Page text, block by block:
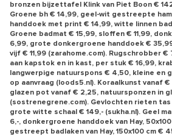
bronzen bijzettafel Klink van Piet Boon €
Groene bh € 14,99, geel-wit gestreepte
handdoek met print € 14,99, witte linnen
Groene badmat € 15,99, sloffen € 11,99,
6,99, grote donkergroene handdoek €
vijf € 11,99 (zarahome.com). Rugschrobber
aan kapstok en in kast, per stuk € 16,99,
langwerpige natuurspons € 4,50, kleine en
op aanvraag (loods5.nl). Koraalkunst vanaf
glazen pot vanaf € 2,25, natuursponzen in
(sostrenegrene.com). Gevlochten rieten
grote witte schaal € 149,- (sukha.nl). Geel
6,-, donkergroene handdoek van Hay, 50x100
gestreept badlaken van Hay, 150x100 cm €